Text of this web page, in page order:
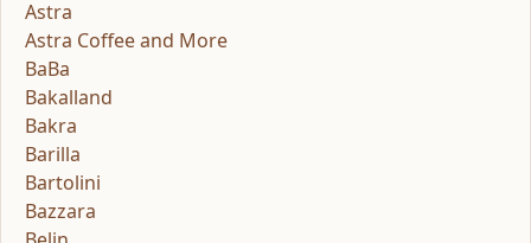
Astra
Astra Coffee and More
BaBa
Bakalland
Bakra
Barilla
Bartolini
Bazzara